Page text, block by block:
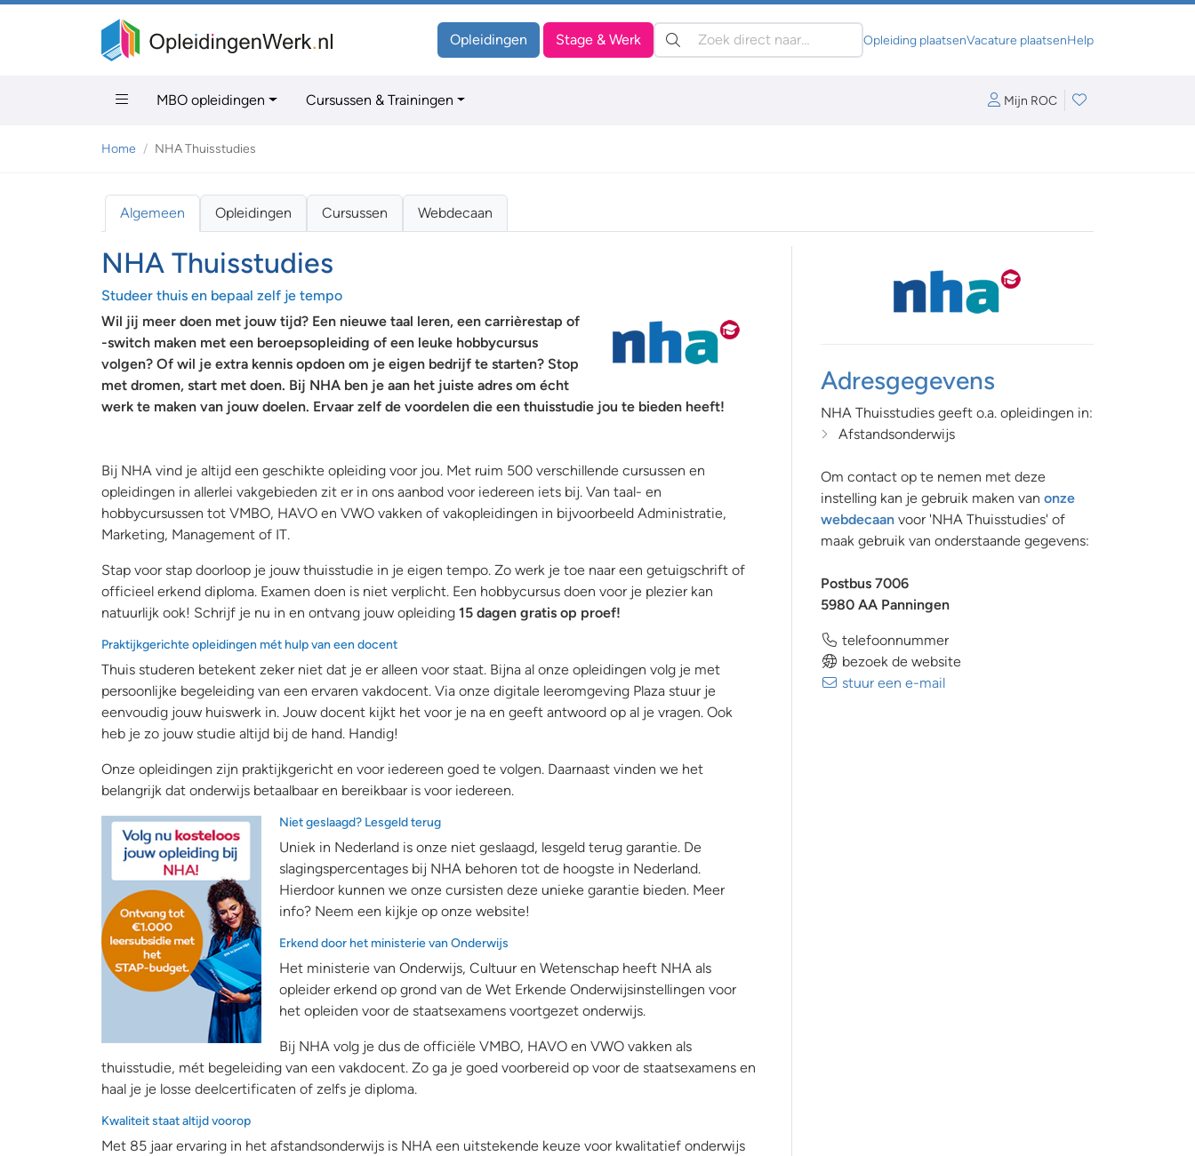
Opleidingen Stage & Werk Zoeken: Opleiding plaatsenVacature plaatsenHelp
MBO opleidingen Cursussen & Trainingen Mijn ROC
Home NHA Thuisstudies
Algemeen Opleidingen Cursussen Webdecaan
NHA Thuisstudies
Studeer thuis en bepaal zelf je tempo
Wil jij meer doen met jouw tijd? Een nieuwe taal leren, een carrièrestap of
-switch maken met een beroepsopleiding of een leuke hobbycursus
volgen? Of wil je extra kennis opdoen om je eigen bedrijf te starten? Stop
met dromen, start met doen. Bij NHA ben je aan het juiste adres om écht
werk te maken van jouw doelen. Ervaar zelf de voordelen die een thuisstudie jou te bieden heeft!
Bij NHA vind je altijd een geschikte opleiding voor jou. Met ruim 500 verschillende cursussen en
opleidingen in allerlei vakgebieden zit er in ons aanbod voor iedereen iets bij. Van taal- en
hobbycursussen tot VMBO, HAVO en VWO vakken of vakopleidingen in bijvoorbeeld Administratie,
Marketing, Management of IT.
Stap voor stap doorloop je jouw thuisstudie in je eigen tempo. Zo werk je toe naar een getuigschrift of
officieel erkend diploma. Examen doen is niet verplicht. Een hobbycursus doen voor je plezier kan
natuurlijk ook! Schrijf je nu in en ontvang jouw opleiding 15 dagen gratis op proef!
Praktijkgerichte opleidingen mét hulp van een docent
Thuis studeren betekent zeker niet dat je er alleen voor staat. Bijna al onze opleidingen volg je met
persoonlijke begeleiding van een ervaren vakdocent. Via onze digitale leeromgeving Plaza stuur je
eenvoudig jouw huiswerk in. Jouw docent kijkt het voor je na en geeft antwoord op al je vragen. Ook
heb je zo jouw studie altijd bij de hand. Handig!
Onze opleidingen zijn praktijkgericht en voor iedereen goed te volgen. Daarnaast vinden we het
belangrijk dat onderwijs betaalbaar en bereikbaar is voor iedereen.
Niet geslaagd? Lesgeld terug
Uniek in Nederland is onze niet geslaagd, lesgeld terug garantie. De
slagingspercentages bij NHA behoren tot de hoogste in Nederland.
Hierdoor kunnen we onze cursisten deze unieke garantie bieden. Meer
info? Neem een kijkje op onze website!
Erkend door het ministerie van Onderwijs
Het ministerie van Onderwijs, Cultuur en Wetenschap heeft NHA als
opleider erkend op grond van de Wet Erkende Onderwijsinstellingen voor
het opleiden voor de staatsexamens voortgezet onderwijs.
Bij NHA volg je dus de officiële VMBO, HAVO en VWO vakken als
thuisstudie, mét begeleiding van een vakdocent. Zo ga je goed voorbereid op voor de staatsexamens en
haal je je losse deelcertificaten of zelfs je diploma.
Kwaliteit staat altijd voorop
Met 85 jaar ervaring in het afstandsonderwijs is NHA een uitstekende keuze voor kwalitatief onderwijs
Adresgegevens
NHA Thuisstudies geeft o.a. opleidingen in:
Afstandsonderwijs
Om contact op te nemen met deze
instelling kan je gebruik maken van onze
webdecaan voor 'NHA Thuisstudies' of
maak gebruik van onderstaande gegevens:
Postbus 7006
5980 AA Panningen
telefoonnummer
bezoek de website
stuur een e-mail